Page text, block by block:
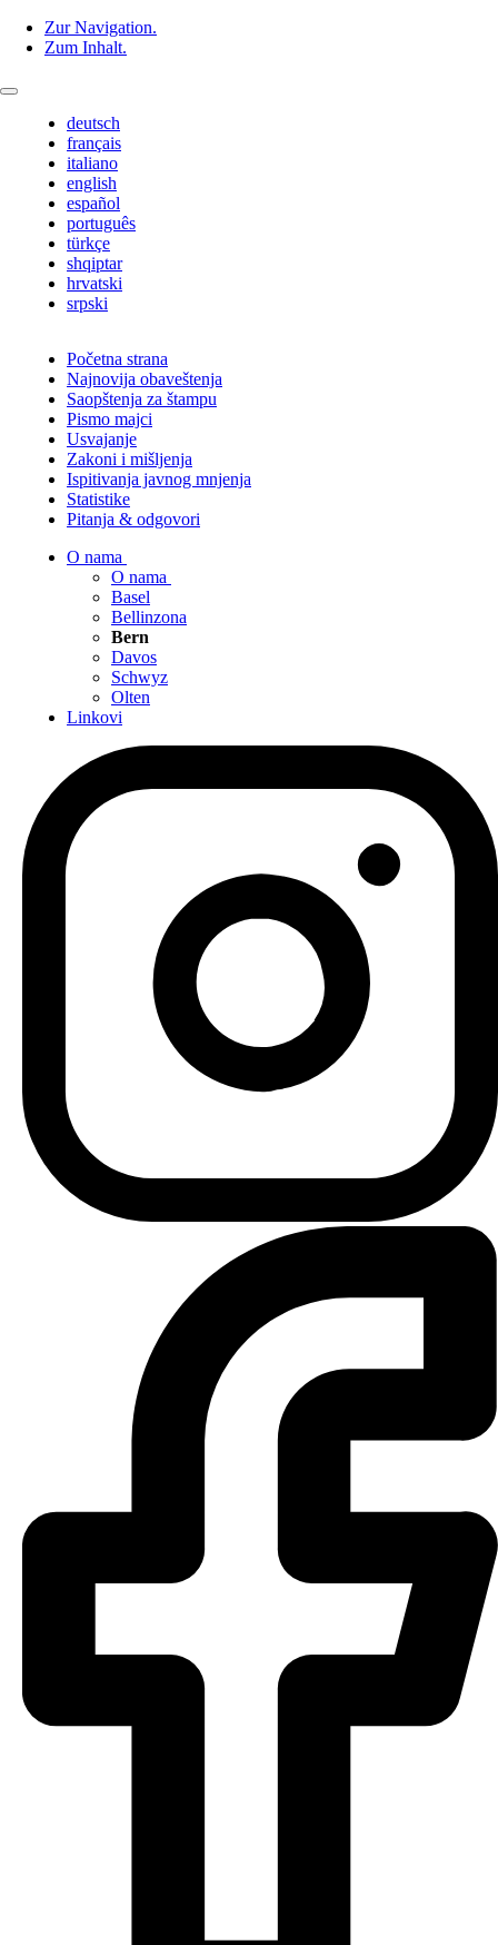
Zur Navigation.
Zum Inhalt.
deutsch
français
italiano
english
español
português
türkçe
shqiptar
hrvatski
srpski
Početna strana
Najnovija obaveštenja
Saopštenja za štampu
Pismo majci
Usvajanje
Zakoni i mišljenja
Ispitivanja javnog mnjenja
Statistike
Pitanja & odgovori
O nama
O nama
Basel
Bellinzona
Bern
Davos
Schwyz
Olten
Linkovi